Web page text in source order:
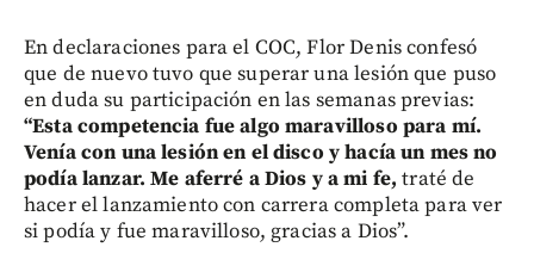
En declaraciones para el COC, Flor Denis confesó
que de nuevo tuvo que superar una lesión que puso
en duda su participación en las semanas previas:
“Esta competencia fue algo maravilloso para mí.
Venía con una lesión en el disco y hacía un mes no
podía lanzar. Me aferré a Dios y a mi fe, traté de
hacer el lanzamiento con carrera completa para ver
si podía y fue maravilloso, gracias a Dios”.